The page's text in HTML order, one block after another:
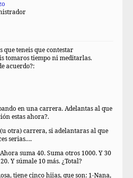
que teneis que contestar
tomaros tiempo ni meditarlas.
acuerdo?:
en una carrera. Adelantas al que
estas ahora?.
otra) carrera, si adelantaras al que
serias….
suma 40. Suma otros 1000. Y 30
Y súmale 10 más. ¿Total?
tiene cinco hijas, que son: 1-Nana,